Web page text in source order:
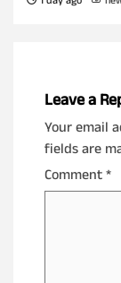
Leave a
Your email
fields are
Comment*